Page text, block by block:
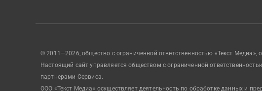
© 2011—2026, общество с ограниченной ответственностью «Текст Медиа»,
Настоящий сайт управляется обществом с ограниченной
партнерами Сервиса.
ООО «Текст Медиа» осуществляет деятельность по обработке данных и